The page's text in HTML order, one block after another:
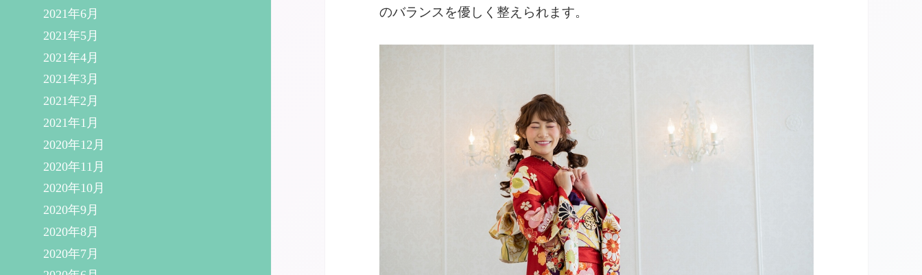
2021年6月
2021年5月
2021年4月
2021年3月
2021年2月
2021年1月
2020年12月
2020年11月
2020年10月
2020年9月
2020年8月
2020年7月
のバランスを優しく整えられます。